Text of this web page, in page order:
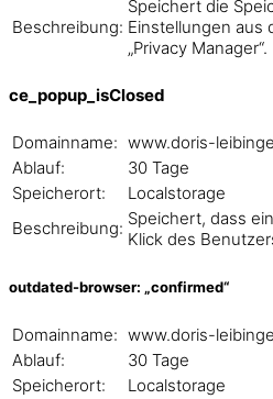
Beschreibung:
Speichert die
Einstellungen aus
„Privacy Manager“.
ce_popup_isClosed
Domainname: www.doris-
Ablauf:
30 Tage
Speicherort:
Localstorage
Beschreibung: Speichert, dass
Klick des
outdated-browser: „confirmed“
Domainname: www.doris-
Ablauf:
30 Tage
Speicherort:
Localstorage